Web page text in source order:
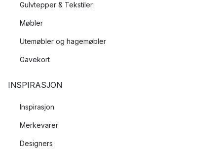
Gulvtepper & Tekstiler
Møbler
Utemøbler og hagemøbler
Gavekort
INSPIRASJON
Inspirasjon
Merkevarer
Designers